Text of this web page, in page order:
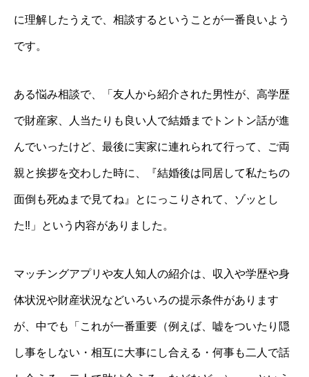
に理解したうえで、相談するということが一番良いよう
です。
ある悩み相談で、「友人から紹介された男性が、高学歴
で財産家、人当たりも良い人で結婚までトントン話が進
んでいったけど、最後に実家に連れられて行って、ご両
親と挨拶を交わした時に、『結婚後は同居して私たちの
面倒も死ぬまで見てね』とにっこりされて、ゾッとし
た‼」という内容がありました。
マッチングアプリや友人知人の紹介は、収入や学歴や身
体状況や財産状況などいろいろの提示条件があります
が、中でも「これが一番重要（例えば、嘘をついたり隠
し事をしない・相互に大事にし合える・何事も二人で話